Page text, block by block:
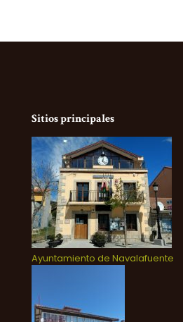
Sitios principales
Ayuntamiento de Navalafuente